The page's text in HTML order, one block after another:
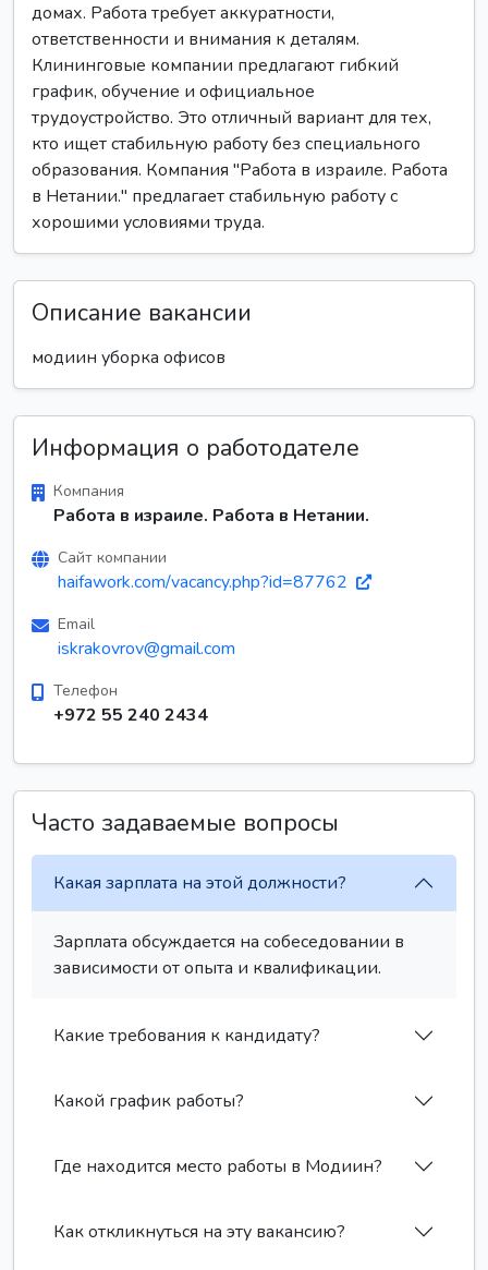
домах. Работа требует аккуратности,
ответственности и внимания к деталям.
Клининговые компании предлагают гибкий
график, обучение и официальное
трудоустройство. Это отличный вариант для тех,
кто ищет стабильную работу без специального
образования. Компания "Работа в израиле. Работа
в Нетании." предлагает стабильную работу с
хорошими условиями труда.
Описание вакансии
модиин уборка офисов
Информация о работодателе
Компания
Работа в израиле. Работа в Нетании.
Сайт компании
haifawork.com/vacancy.php?id=87762
Email
iskrakovrov@gmail.com
Телефон
+972 55 240 2434
Часто задаваемые вопросы
Какая зарплата на этой должности?
Зарплата обсуждается на собеседовании в
зависимости от опыта и квалификации.
Какие требования к кандидату?
Какой график работы?
Где находится место работы в Модиин?
Как откликнуться на эту вакансию?